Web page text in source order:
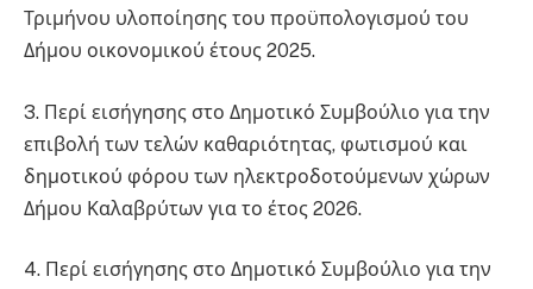
Τριμήνου υλοποίησης του προϋπολογισμού του
Δήμου οικονομικού έτους 2025.
3. Περί εισήγησης στο Δημοτικό Συμβούλιο για την
επιβολή των τελών καθαριότητας, φωτισμού και
δημοτικού φόρου των ηλεκτροδοτούμενων χώρων
Δήμου Καλαβρύτων για το έτος 2026.
4. Περί εισήγησης στο Δημοτικό Συμβούλιο για την